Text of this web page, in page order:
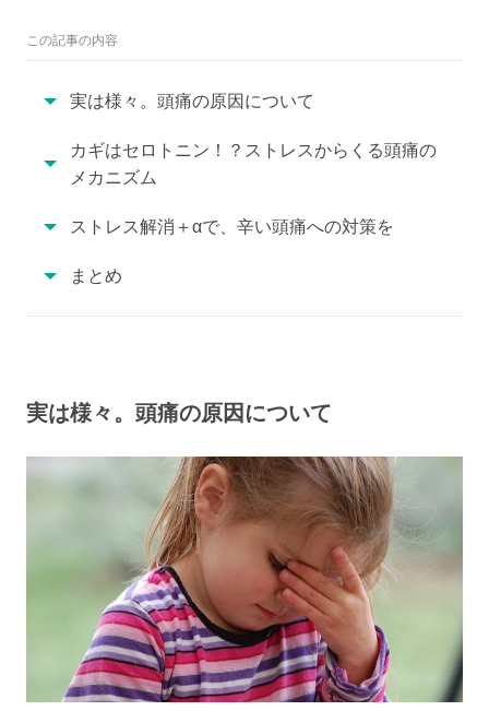
この記事の内容
実は様々。頭痛の原因について
カギはセロトニン！？ストレスからくる頭痛の
メカニズム
ストレス解消＋αで、辛い頭痛への対策を
まとめ
実は様々。頭痛の原因について